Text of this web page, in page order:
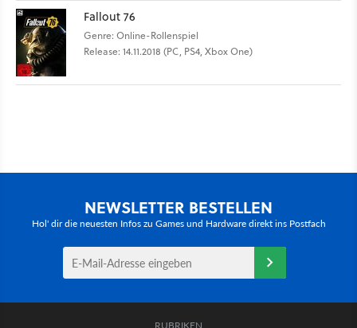
Fallout 76
Genre: Online-Rollenspiel
Release: 14.11.2018 (PC, PS4, Xbox One)
NEWSLETTER BESTELLEN
Hol' dir die neuesten Infos zu Games und Hardware direkt ins Postfach
RUBRIKEN